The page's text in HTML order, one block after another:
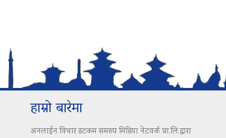
हाम्रो बारेमा
अनलाईन विचार डटकम समरुप मिडिया नेटवर्क प्रा.लि.द्वारा